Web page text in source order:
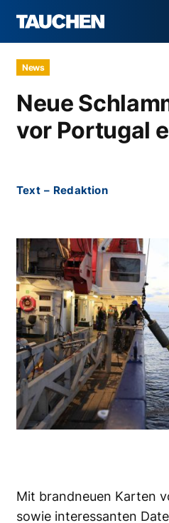
News
Neue
vor Portugal
Text – Redaktion
Mit brandneuen Karten
sowie interessanten